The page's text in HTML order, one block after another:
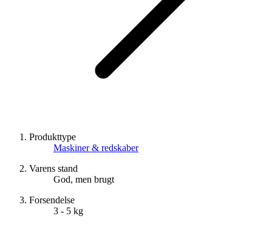
Produkttype
Maskiner & redskaber
Varens stand
God, men brugt
Forsendelse
3 - 5 kg